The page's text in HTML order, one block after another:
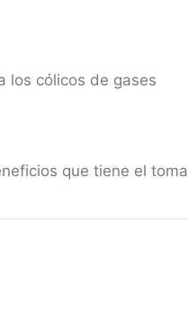
los cólicos de gases
que tiene el